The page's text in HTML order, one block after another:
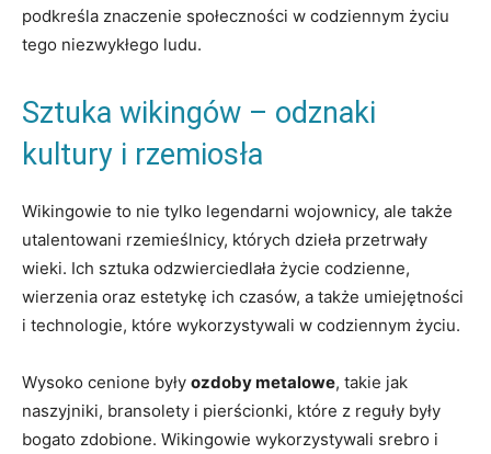
podkreśla znaczenie społeczności w codziennym życiu
tego niezwykłego ludu.
Sztuka wikingów – odznaki
kultury i rzemiosła
Wikingowie to nie tylko legendarni wojownicy, ale także
utalentowani rzemieślnicy, których dzieła przetrwały
wieki. Ich sztuka odzwierciedlała życie codzienne,
wierzenia oraz estetykę ich czasów, a także umiejętności
i technologie, które wykorzystywali w codziennym życiu.
Wysoko cenione były ozdoby metalowe, takie jak
naszyjniki, bransolety i pierścionki, które z reguły były
bogato zdobione. Wikingowie wykorzystywali srebro i